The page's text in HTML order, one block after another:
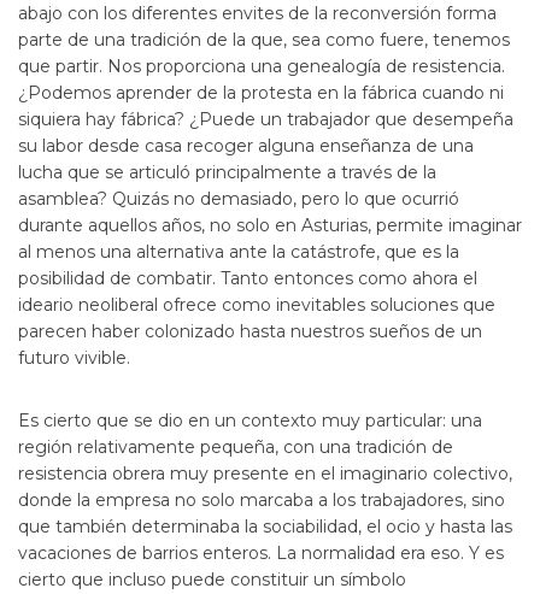
abajo con los diferentes envites de la reconversión forma
parte de una tradición de la que, sea como fuere, tenemos
que partir. Nos proporciona una genealogía de resistencia.
¿Podemos aprender de la protesta en la fábrica cuando ni
siquiera hay fábrica? ¿Puede un trabajador que desempeña
su labor desde casa recoger alguna enseñanza de una
lucha que se articuló principalmente a través de la
asamblea? Quizás no demasiado, pero lo que ocurrió
durante aquellos años, no solo en Asturias, permite imaginar
al menos una alternativa ante la catástrofe, que es la
posibilidad de combatir. Tanto entonces como ahora el
ideario neoliberal ofrece como inevitables soluciones que
parecen haber colonizado hasta nuestros sueños de un
futuro vivible.
Es cierto que se dio en un contexto muy particular: una
región relativamente pequeña, con una tradición de
resistencia obrera muy presente en el imaginario colectivo,
donde la empresa no solo marcaba a los trabajadores, sino
que también determinaba la sociabilidad, el ocio y hasta las
vacaciones de barrios enteros. La normalidad era eso. Y es
cierto que incluso puede constituir un símbolo